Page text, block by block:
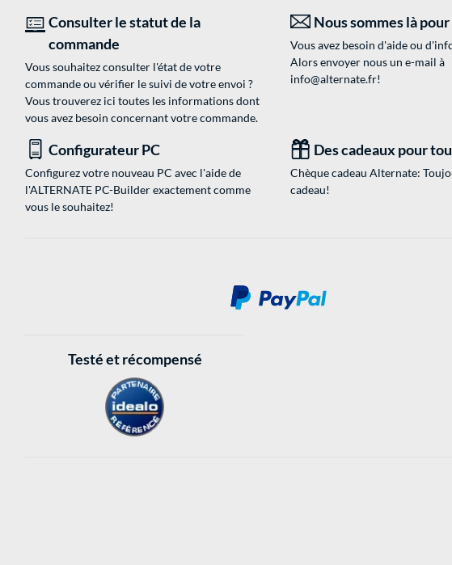
Consulter le statut de la
commande
Vous souhaitez consulter l'état de votre
commande ou vérifier le suivi de votre envoi ?
Vous trouverez ici toutes les informations dont
vous avez besoin concernant votre commande.
Nous sommes là
Vous avez besoin d'aide ou
Alors envoyer nous un e-mail à
info@alternate.fr!
Configurateur PC
Configurez votre nouveau PC avec l'aide de
l'ALTERNATE PC-Builder exactement comme
vous le souhaitez!
Des cadeaux pour
Chèque cadeau Alternate:
cadeau!
Testé et récompensé